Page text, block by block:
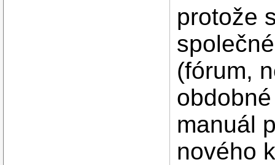
protože
(fórum,
manuál
nového